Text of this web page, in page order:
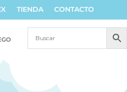
TIENDA CONTACTO